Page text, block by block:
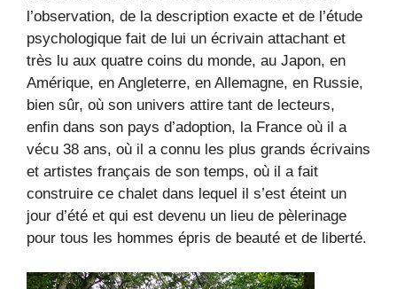
l’observation, de la description exacte et de l’étude
psychologique fait de lui un écrivain attachant et
très lu aux quatre coins du monde, au Japon, en
Amérique, en Angleterre, en Allemagne, en Russie,
bien sûr, où son univers attire tant de lecteurs,
enfin dans son pays d’adoption, la France où il a
vécu 38 ans, où il a connu les plus grands écrivains
et artistes français de son temps, où il a fait
construire ce chalet dans lequel il s’est éteint un
jour d’été et qui est devenu un lieu de pèlerinage
pour tous les hommes épris de beauté et de liberté.